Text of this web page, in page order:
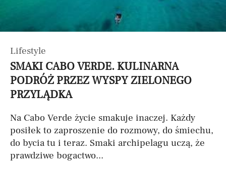
Lifestyle
SMAKI CABO VERDE. KULINARNA
PODRÓŻ PRZEZ WYSPY ZIELONEGO
PRZYLĄDKA
Na Cabo Verde życie smakuje inaczej. Każdy
posiłek to zaproszenie do rozmowy, do śmiechu,
do bycia tu i teraz. Smaki archipelagu uczą, że
prawdziwe bogactwo...